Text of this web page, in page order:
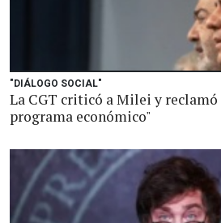
"DIÁLOGO SOCIAL"
La CGT criticó a Milei y reclamó
programa económico"